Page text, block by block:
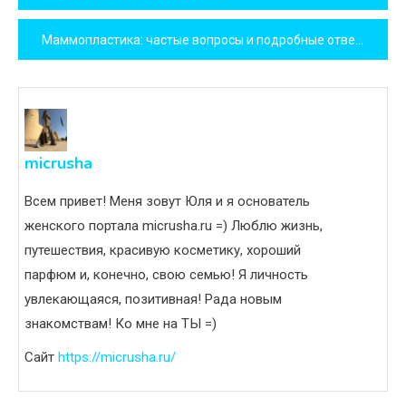
по
записям
micrusha
Всем привет! Меня зовут Юля и я основатель
женского портала micrusha.ru =) Люблю жизнь,
путешествия, красивую косметику, хороший
парфюм и, конечно, свою семью! Я личность
увлекающаяся, позитивная! Рада новым
знакомствам! Ко мне на ТЫ =)
Сайт https://micrusha.ru/